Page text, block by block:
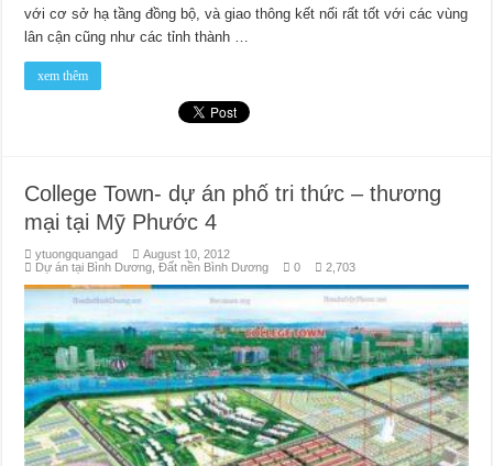
với cơ sở hạ tầng đồng bộ, và giao thông kết nối rất tốt với các vùng
lân cận cũng như các tỉnh thành …
xem thêm
College Town- dự án phố tri thức – thương
mại tại Mỹ Phước 4
ytuongquangad
August 10, 2012
Dự án tại Bình Dương ,Đất nền Bình Dương 0 2,703